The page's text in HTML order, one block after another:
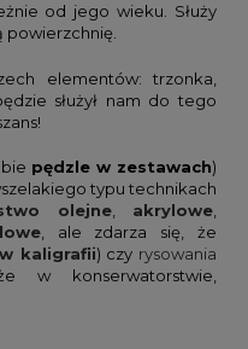
od jego wieku. Służy
powierzchnię.
elementów: trzonka,
służył nam do tego
pędzle w zestawach)
typu technikach
olejne akrylowe
, ale zdarza się, że
kaligrafii) czy rysowania
w konserwatorstwie,